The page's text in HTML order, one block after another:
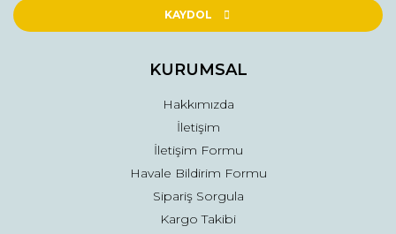
Ürün açıklamasında eksik bilgiler bulunuyor.
Ürün fiyatı diğer sitelerden daha pahalı.
Gönder
KAYDOL
KURUMSAL
Hakkımızda
İletişim
İletişim Formu
Havale Bildirim Formu
Sipariş Sorgula
Kargo Takibi